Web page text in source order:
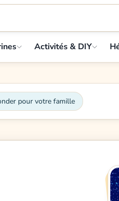
Activités & DIY
pour votre famille